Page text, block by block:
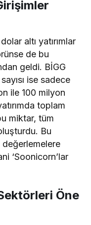
altı yatırımlar
de bu
geldi. BİGG
sayısı ise sadece
ile 100 milyon
toplam
miktar, tüm
Bu
değerlemelere
‘Soonicorn’lar
Öne